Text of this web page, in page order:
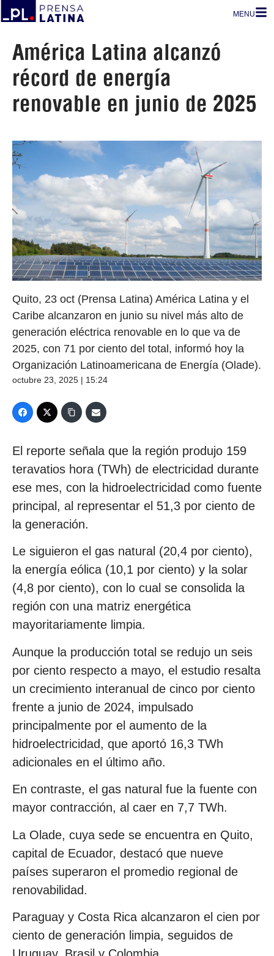
MENU
América Latina alcanzó
récord de energía
renovable en junio de 2025
Quito, 23 oct (Prensa Latina) América Latina y el
Caribe alcanzaron en junio su nivel más alto de
generación eléctrica renovable en lo que va de
2025, con 71 por ciento del total, informó hoy la
Organización Latinoamericana de Energía (Olade).
octubre 23, 2025 | 15:24
El reporte señala que la región produjo 159
teravatios hora (TWh) de electricidad durante
ese mes, con la hidroelectricidad como fuente
principal, al representar el 51,3 por ciento de
la generación.
Le siguieron el gas natural (20,4 por ciento),
la energía eólica (10,1 por ciento) y la solar
(4,8 por ciento), con lo cual se consolida la
región con una matriz energética
mayoritariamente limpia.
Aunque la producción total se redujo un seis
por ciento respecto a mayo, el estudio resalta
un crecimiento interanual de cinco por ciento
frente a junio de 2024, impulsado
principalmente por el aumento de la
hidroelectricidad, que aportó 16,3 TWh
adicionales en el último año.
En contraste, el gas natural fue la fuente con
mayor contracción, al caer en 7,7 TWh.
La Olade, cuya sede se encuentra en Quito,
capital de Ecuador, destacó que nueve
países superaron el promedio regional de
renovabilidad.
Paraguay y Costa Rica alcanzaron el cien por
ciento de generación limpia, seguidos de